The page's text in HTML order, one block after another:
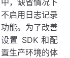
中，缺省情况下
不启用日志记录
功能。为了改善
设置 SDK 和配
置生产环境的体